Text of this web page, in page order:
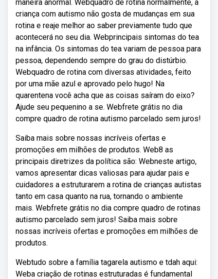
maneira anormal. Webquadro de rotina normalmente, a
criança com autismo não gosta de mudanças em sua
rotina e reaje melhor ao saber previamente tudo que
acontecerá no seu dia. Webprincipais sintomas do tea
na infância. Os sintomas do tea variam de pessoa para
pessoa, dependendo sempre do grau do distúrbio.
Webquadro de rotina com diversas atividades, feito
por uma mãe azul e aprovado pelo hugo! Na
quarentena você acha que as coisas saíram do eixo?
Ajude seu pequenino a se. Webfrete grátis no dia
compre quadro de rotina autismo parcelado sem juros!
Saiba mais sobre nossas incríveis ofertas e
promoções em milhões de produtos. Web8 as
principais diretrizes da política são: Webneste artigo,
vamos apresentar dicas valiosas para ajudar pais e
cuidadores a estruturarem a rotina de crianças autistas
tanto em casa quanto na rua, tornando o ambiente
mais. Webfrete grátis no dia compre quadro de rotinas
autismo parcelado sem juros! Saiba mais sobre
nossas incríveis ofertas e promoções em milhões de
produtos.
Webtudo sobre a família tagarela autismo e tdah aqui:
Weba criação de rotinas estruturadas é fundamental